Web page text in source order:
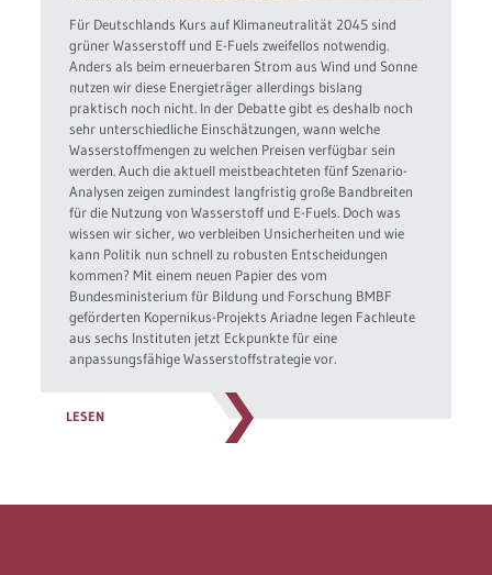
Für Deutschlands Kurs auf Klimaneutralität 2045 sind
grüner Wasserstoff und E-Fuels zweifellos notwendig.
Anders als beim erneuerbaren Strom aus Wind und Sonne
nutzen wir diese Energieträger allerdings bislang
praktisch noch nicht. In der Debatte gibt es deshalb noch
sehr unterschiedliche Einschätzungen, wann welche
Wasserstoffmengen zu welchen Preisen verfügbar sein
werden. Auch die aktuell meistbeachteten fünf Szenario-
Analysen zeigen zumindest langfristig große Bandbreiten
für die Nutzung von Wasserstoff und E-Fuels. Doch was
wissen wir sicher, wo verbleiben Unsicherheiten und wie
kann Politik nun schnell zu robusten Entscheidungen
kommen? Mit einem neuen Papier des vom
Bundesministerium für Bildung und Forschung BMBF
geförderten Kopernikus-Projekts Ariadne legen Fachleute
aus sechs Instituten jetzt Eckpunkte für eine
anpassungsfähige Wasserstoffstrategie vor.
LESEN